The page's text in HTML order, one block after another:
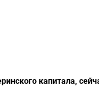
капитала,